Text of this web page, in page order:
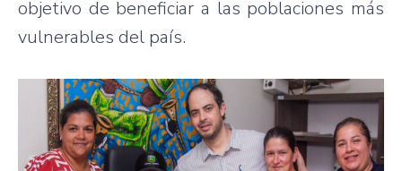
objetivo de beneficiar a las poblaciones más
vulnerables del país.